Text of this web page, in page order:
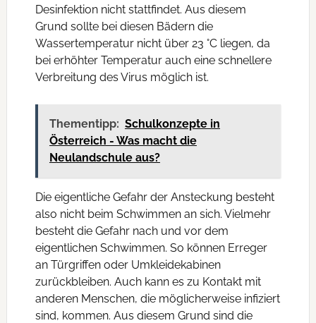
Desinfektion nicht stattfindet. Aus diesem
Grund sollte bei diesen Bädern die
Wassertemperatur nicht über 23 °C liegen, da
bei erhöhter Temperatur auch eine schnellere
Verbreitung des Virus möglich ist.
Thementipp: Schulkonzepte in
Österreich - Was macht die
Neulandschule aus?
Die eigentliche Gefahr der Ansteckung besteht
also nicht beim Schwimmen an sich. Vielmehr
besteht die Gefahr nach und vor dem
eigentlichen Schwimmen. So können Erreger
an Türgriffen oder Umkleidekabinen
zurückbleiben. Auch kann es zu Kontakt mit
anderen Menschen, die möglicherweise infiziert
sind, kommen. Aus diesem Grund sind die